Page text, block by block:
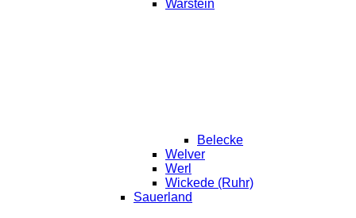
Warstein
Belecke
Welver
Werl
Wickede (Ruhr)
Sauerland